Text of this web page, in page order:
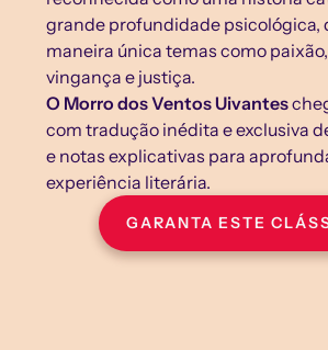
grande profundidade psicológica,
maneira única temas como
vingança e justiça.
O Morro dos Ventos Uivantes
com tradução inédita e exclusiva
e notas explicativas para
experiência literária.
GARANTA ESTE